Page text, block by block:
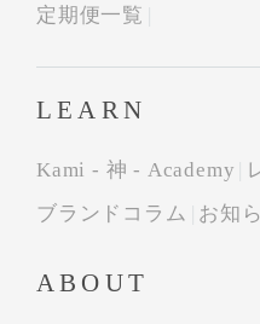
定期便一覧
LEARN
Kami - 神 - Academy
ブランドコラム
お知
ABOUT